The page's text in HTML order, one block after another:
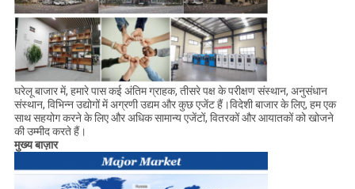
घरेलू बाजार में, हमारे पास कई अंतिम ग्राहक, तीसरे पक्ष के परीक्षण संस्थान, अनुसंधान
संस्थान, विभिन्न उद्योगों में अग्रणी उद्यम और कुछ एजेंट हैं।विदेशी बाजार के लिए, हम एक
साथ सहयोग करने के लिए और अधिक सामान्य एजेंटों, वितरकों और आयातकों को खोजने
की उम्मीद करते हैं।
मुख्य बाज़ार